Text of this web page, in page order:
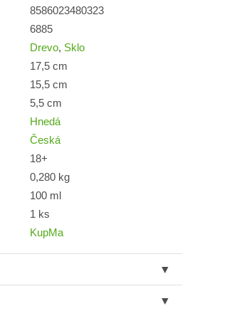
8586023480323
6885
Drevo, Sklo
17,5 cm
15,5 cm
5,5 cm
Hnedá
Česká
18+
0,280 kg
100 ml
1 ks
KupMa